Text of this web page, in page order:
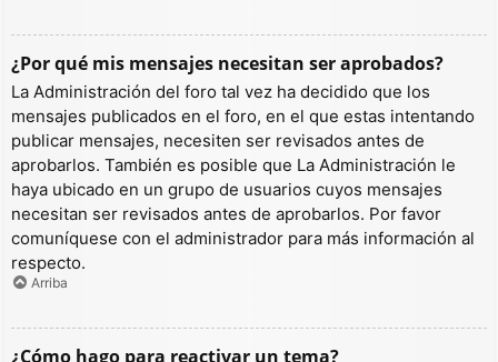
¿Por qué mis mensajes necesitan ser aprobados?
La Administración del foro tal vez ha decidido que los
mensajes publicados en el foro, en el que estas intentando
publicar mensajes, necesiten ser revisados antes de
aprobarlos. También es posible que La Administración le
haya ubicado en un grupo de usuarios cuyos mensajes
necesitan ser revisados antes de aprobarlos. Por favor
comuníquese con el administrador para más información al
respecto.
Arriba
¿Cómo hago para reactivar un tema?